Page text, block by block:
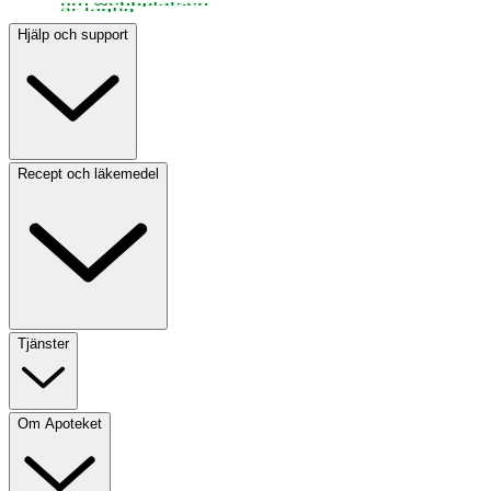
Hjälp och support
Recept och läkemedel
Tjänster
Om Apoteket